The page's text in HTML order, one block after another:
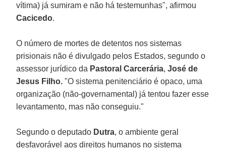
vítima) já sumiram e não há testemunhas", afirmou
Cacicedo.
O número de mortes de detentos nos sistemas
prisionais não é divulgado pelos Estados, segundo o
assessor jurídico da Pastoral Carcerária,José de
Jesus Filho. "O sistema penitenciário é opaco, uma
organização (não-governamental) já tentou fazer esse
levantamento, mas não conseguiu."
Segundo o deputado Dutra, o ambiente geral
desfavorável aos direitos humanos no sistema